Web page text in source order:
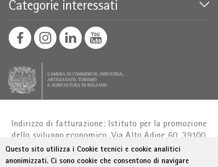
Categorie interessati
Indirizzo di fatturazione: Istituto per la promozione
dello sviluppo economico, Via Alto Adige 60, 39100
BolzanoPart. IVA 01716880214|administration-
as@bz.legalmail.camcom.it
Questo sito utilizza i Cookie tecnici e cookie analitici
anonimizzati. Ci sono cookie che consentono di navigare